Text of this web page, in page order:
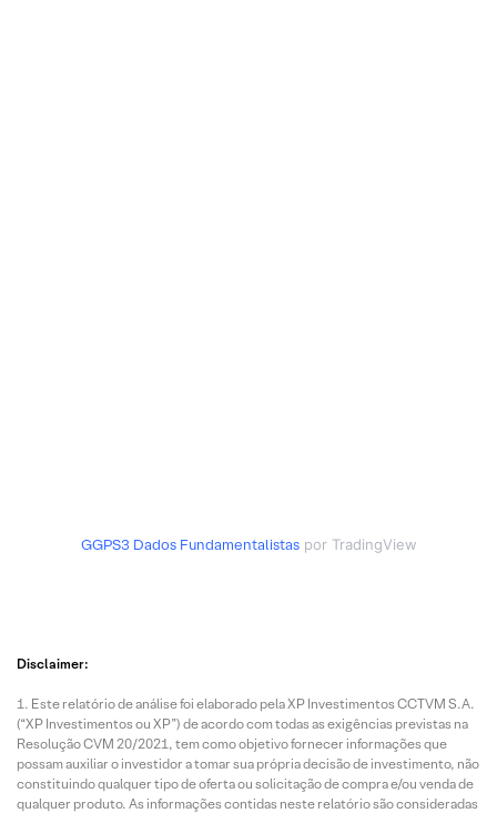
GGPS3 Dados Fundamentalistaspor TradingView
Disclaimer:
Este relatório de análise foi elaborado pela XP Investimentos CCTVM S.A.
(“XP Investimentos ou XP”) de acordo com todas as exigências previstas na
Resolução CVM 20/2021, tem como objetivo fornecer informações que
possam auxiliar o investidor a tomar sua própria decisão de investimento, não
constituindo qualquer tipo de oferta ou solicitação de compra e/ou venda de
qualquer produto. As informações contidas neste relatório são consideradas